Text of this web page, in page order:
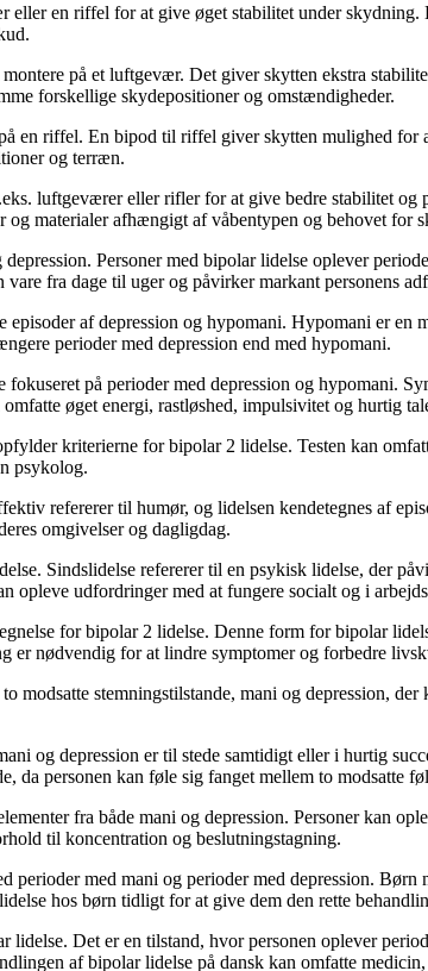
en riffel for at give øget stabilitet under
på et luftgevær. Det giver skytten ekstra
forskellige skydepositioner og omstændigheder.
en riffel. En bipod til riffel giver skytten mulighed for
og terræn.
luftgeværer eller rifler for at give bedre stabilitet
materialer afhængigt af våbentypen og behovet for
Personer med bipolar lidelse oplever
fra dage til uger og påvirker markant personens
af depression og hypomani. Hypomani er
perioder med depression end med hypomani.
på perioder med depression og hypomani.
øget energi, rastløshed, impulsivitet og hurtig
kriterierne for bipolar 2 lidelse. Testen kan
psykolog.
refererer til humør, og lidelsen kendetegnes af
omgivelser og dagligdag.
Sindslidelse refererer til en psykisk lidelse, der
opleve udfordringer med at fungere socialt og i
for bipolar 2 lidelse. Denne form for bipolar
er nødvendig for at lindre symptomer og forbedre
stemningstilstande, mani og depression,
og depression er til stede samtidigt eller i hurtig
personen kan føle sig fanget mellem to modsatte
fra både mani og depression. Personer kan
til koncentration og beslutningstagning.
med mani og perioder med depression.
hos børn tidligt for at give dem den rette
Det er en tilstand, hvor personen oplever
af bipolar lidelse på dansk kan omfatte